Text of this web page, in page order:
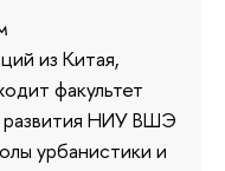
из Китая,
факультет
развития НИУ ВШЭ
урбанистики и